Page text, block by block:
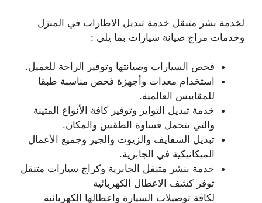
لخدمة بشر متنقل خدمة تبديل الاطارات في المنزل
وخدمات مراج صيانة سيارات بما يلي :
فحص السيارات وصيانتها وتوفير الراحة للعميل.
استخدام معدات وأجهزة فحص مناسبة طبقا
للمقاييس العالمية.
خدمة تبديل التواير وتوفير كافة الأنواع المتينة
والتي تتحمل قساوة الطقس والمكان.
تبديل السفايف والزيوت والجير وجميع الأعمال
الميكانيكية في الجابرية.
خدمة بنشر متنقل الجابرية وكراج سيارات متنقل
توفر كشف الاعطال الكهربائية
لكافة توصيلات السيارة واعطالها الكهربائية